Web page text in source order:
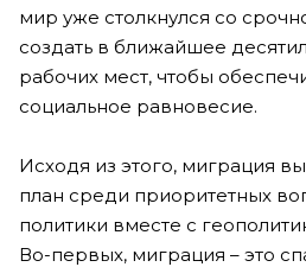
мир уже столкнулся со
создать в ближайшее
рабочих мест, чтобы
социальное равновесие.
Исходя из этого, миграция
план среди приоритетных
политики вместе с
Во-первых, миграция – это